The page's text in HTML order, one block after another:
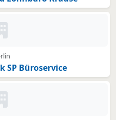
Kein Bild oder Logo hinterlegt
SP Büroservice
Kein Bild oder Logo hinterlegt